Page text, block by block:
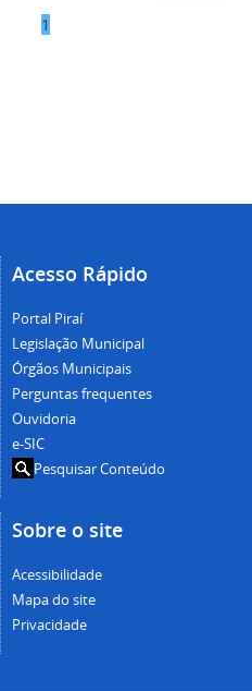
1
Acesso Rápido
Portal Piraí
Legislação Municipal
Órgãos Municipais
Perguntas frequentes
Ouvidoria
e-SIC
Pesquisar Conteúdo
Sobre o site
Acessibilidade
Mapa do site
Privacidade